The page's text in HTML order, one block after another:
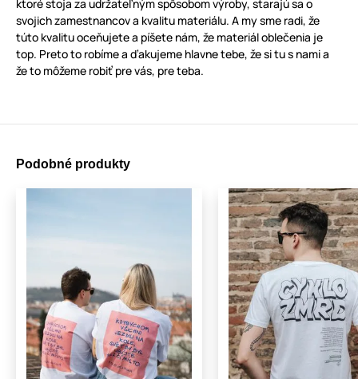
ktoré stoja za udržateľným spôsobom výroby, starajú sa o
svojich zamestnancov a kvalitu materiálu. A my sme radi, že
túto kvalitu oceňujete a píšete nám, že materiál oblečenia je
top. Preto to robíme a ďakujeme hlavne tebe, že si tu s nami a
že to môžeme robiť pre vás, pre teba.
Podobné produkty